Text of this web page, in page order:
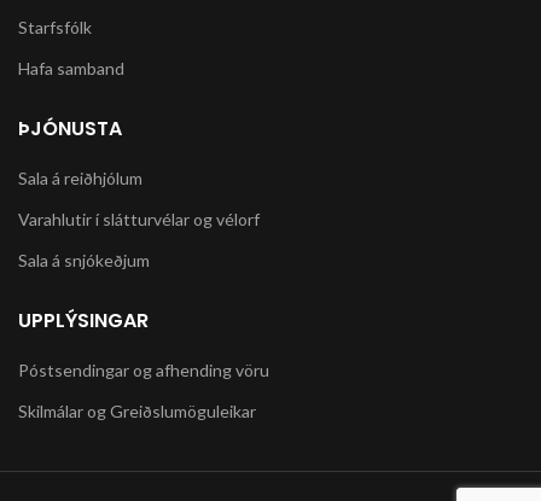
Starfsfólk
Hafa samband
ÞJÓNUSTA
Sala á reiðhjólum
Varahlutir í slátturvélar og vélorf
Sala á snjókeðjum
UPPLÝSINGAR
Póstsendingar og afhending vöru
Skilmálar og Greiðslumöguleikar